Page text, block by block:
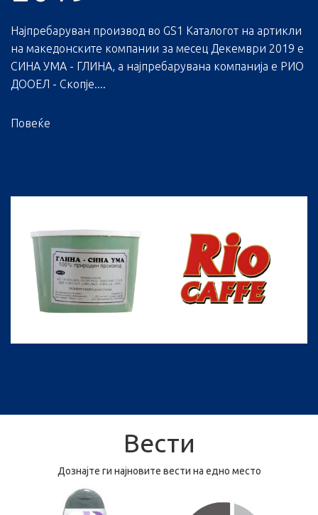
Најпребаруван производ во GS1 Каталогот на артикли
на македонските компании за месец Декември 2019 е
СИНА УМА - ГЛИНА, а најпребарувана компанија е РИО
ДООЕЛ - Скопје....
Повеќе
Вести
Дознајте ги најновите вести на едно место